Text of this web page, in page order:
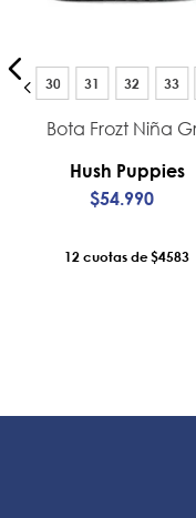
30 31 32 33
Bota Frozt Niña
Hush Puppies
$54.990
12 $4583